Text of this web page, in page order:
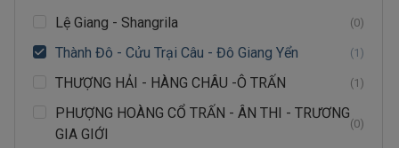
Lệ Giang - Shangrila (0)
Thành Đô - Cửu Trại Câu - Đô Giang Yển (1)
THƯỢNG HẢI - HÀNG CHÂU -Ô TRẤN (1)
PHƯỢNG HOÀNG CỔ TRẤN - ÂN THI - TRƯƠNG
GIA GIỚI
(0)